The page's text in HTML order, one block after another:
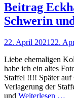
Beitrag
Schwerin
Posted
22. April 2021 22.
Liebe ehemaligen
habe ich ein altes
Staffel !!!! Später auf
Verlagerung der
und Weiterlesen …